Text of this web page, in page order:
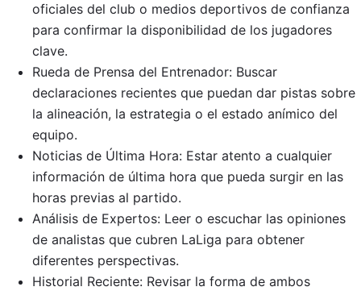
oficiales del club o medios deportivos de confianza
para confirmar la disponibilidad de los jugadores
clave.
Rueda de Prensa del Entrenador: Buscar
declaraciones recientes que puedan dar pistas sobre
la alineación, la estrategia o el estado anímico del
equipo.
Noticias de Última Hora: Estar atento a cualquier
información de última hora que pueda surgir en las
horas previas al partido.
Análisis de Expertos: Leer o escuchar las opiniones
de analistas que cubren LaLiga para obtener
diferentes perspectivas.
Historial Reciente: Revisar la forma de ambos